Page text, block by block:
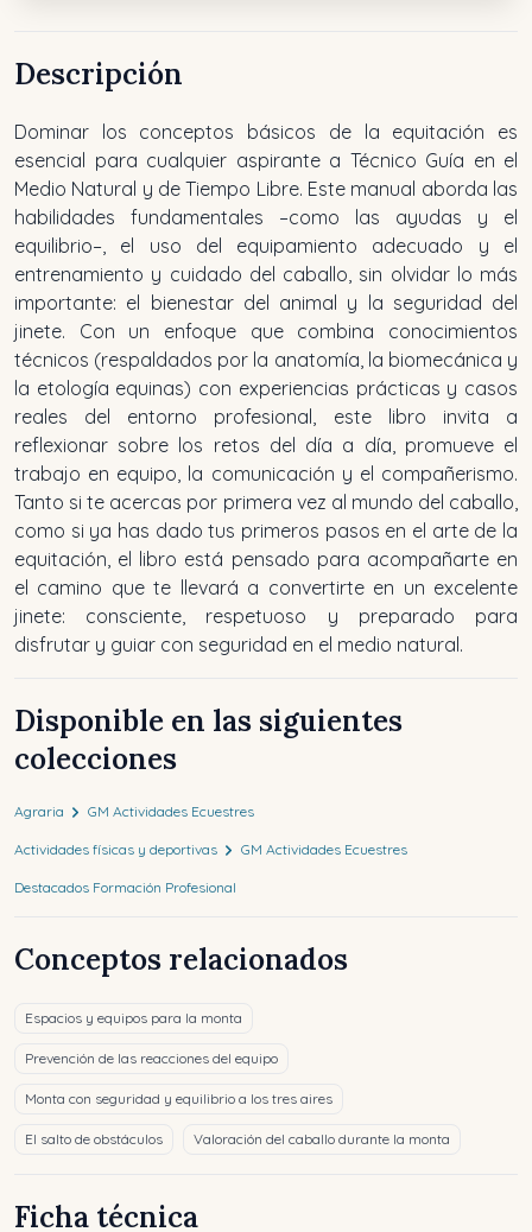
Descripción
Dominar los conceptos básicos de la equitación es
esencial para cualquier aspirante a Técnico Guía en el
Medio Natural y de Tiempo Libre. Este manual aborda las
habilidades fundamentales –como las ayudas y el
equilibrio–, el uso del equipamiento adecuado y el
entrenamiento y cuidado del caballo, sin olvidar lo más
importante: el bienestar del animal y la seguridad del
jinete. Con un enfoque que combina conocimientos
técnicos (respaldados por la anatomía, la biomecánica y
la etología equinas) con experiencias prácticas y casos
reales del entorno profesional, este libro invita a
reflexionar sobre los retos del día a día, promueve el
trabajo en equipo, la comunicación y el compañerismo.
Tanto si te acercas por primera vez al mundo del caballo,
como si ya has dado tus primeros pasos en el arte de la
equitación, el libro está pensado para acompañarte en
el camino que te llevará a convertirte en un excelente
jinete: consciente, respetuoso y preparado para
disfrutar y guiar con seguridad en el medio natural.
Disponible en las siguientes
colecciones
Agraria GM Actividades Ecuestres
Actividades físicas y deportivas GM Actividades Ecuestres
Destacados Formación Profesional
Conceptos relacionados
Espacios y equipos para la monta
Prevención de las reacciones del equipo
Monta con seguridad y equilibrio a los tres aires
El salto de obstáculos Valoración del caballo durante la monta
Ficha técnica